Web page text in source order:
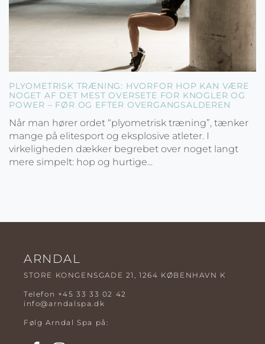
PLYOMETRISK TRÆNING: HVORFOR HOP KAN VÆRE
NOGET AF DET MEST OVERSETE FOR KNOGLER OG
POWER – FØR OG EFTER OVERGANGSALDEREN
Når man hører ordet “plyometrisk træning”, tænker
mange på elitesport og eksplosive atleter. I
virkeligheden dækker begrebet over noget langt
mere simpelt: hop og hurtige...
ARNDAL
STORE KONGENSGADE 21, 1264 KØBENHAVN K
Telefon +45 33 33 02 42
info@arndalspa.dk
Følg Arndal Spa på: